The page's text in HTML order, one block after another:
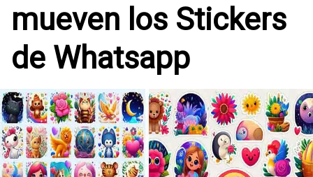
mueven los Stickers
de Whatsapp